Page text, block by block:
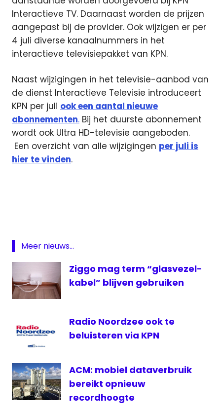
Interactieve TV. Daarnaast worden de prijzen
aangepast bij de provider. Ook wijzigen er per
4 juli diverse kanaalnummers in het
interactieve televisiepakket van KPN.
Naast wijzigingen in het televisie-aanbod van
de dienst Interactieve Televisie introduceert
KPN per juli ook een aantal nieuwe
abonnementen. Bij het duurste abonnement
wordt ook Ultra HD-televisie aangeboden.
Een overzicht van alle wijzigingen per juli is
hier te vinden.
Holland
omroep
regionale
omroep
Secret
Circle
Meer nieuws...
Ziggo mag term “glasvezel-
kabel” blijven gebruiken
Radio Noordzee ook te
beluisteren via KPN
ACM: mobiel dataverbruik
bereikt opnieuw
recordhoogte